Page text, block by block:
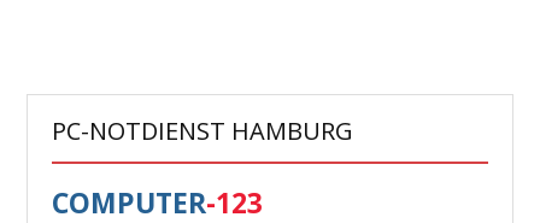
PC-NOTDIENST HAMBURG
COMPUTER-123